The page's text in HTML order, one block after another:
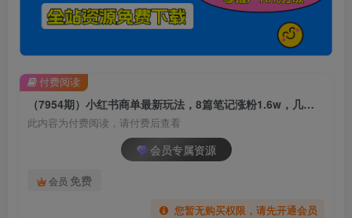
（7954期）小红书商单最新玩法，8篇笔记涨粉1.6w，几分钟一个笔记，月入7000+
此内容为付费阅读，请付费后查看
会员专属资源
会员 免费
您暂无购买权限，请先开通会员
付费阅读